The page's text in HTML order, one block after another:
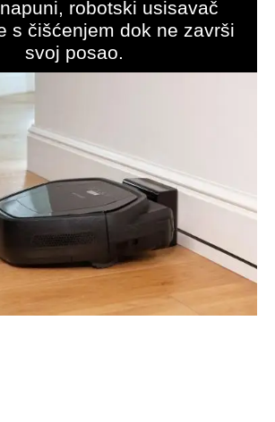
robotski usisavač
s čišćenjem dok ne završi
svoj posao.